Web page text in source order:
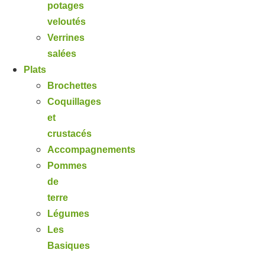
potages
veloutés
Verrines
salées
Plats
Brochettes
Coquillages
et
crustacés
Accompagnements
Pommes
de
terre
Légumes
Les
Basiques